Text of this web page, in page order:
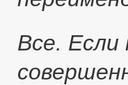
Все. Если